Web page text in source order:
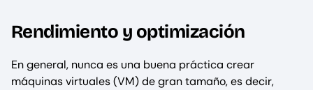
Rendimiento y optimización
En general, nunca es una buena práctica crear
máquinas virtuales (VM) de gran tamaño, es decir,